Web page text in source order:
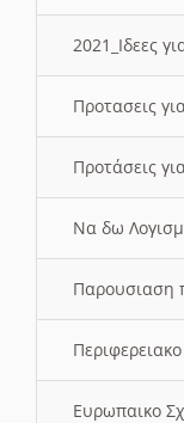
2021_Ιδεες
Προτασεις
Προτάσεις
Να δω
Παρουσιαση
Ευρωπαικο